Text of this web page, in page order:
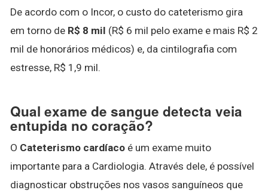
De acordo com o Incor, o custo do cateterismo gira
em torno de R$ 8 mil (R$ 6 mil pelo exame e mais R$ 2
mil de honorários médicos) e, da cintilografia com
estresse, R$ 1,9 mil.
Qual exame de sangue detecta veia
entupida no coração?
O Cateterismo cardíaco é um exame muito
importante para a Cardiologia. Através dele, é possível
diagnosticar obstruções nos vasos sanguíneos que